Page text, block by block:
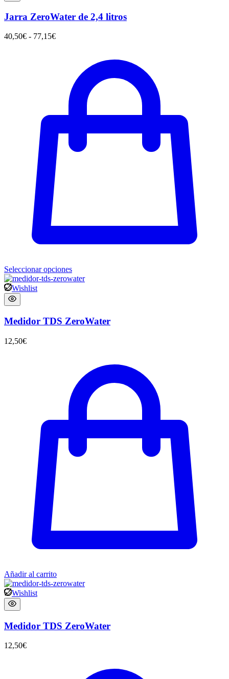
Jarra ZeroWater de 2,4 litros
40,50€ - 77,15€
Seleccionar opciones
Wishlist
Medidor TDS ZeroWater
12,50€
Añadir al carrito
Wishlist
Medidor TDS ZeroWater
12,50€